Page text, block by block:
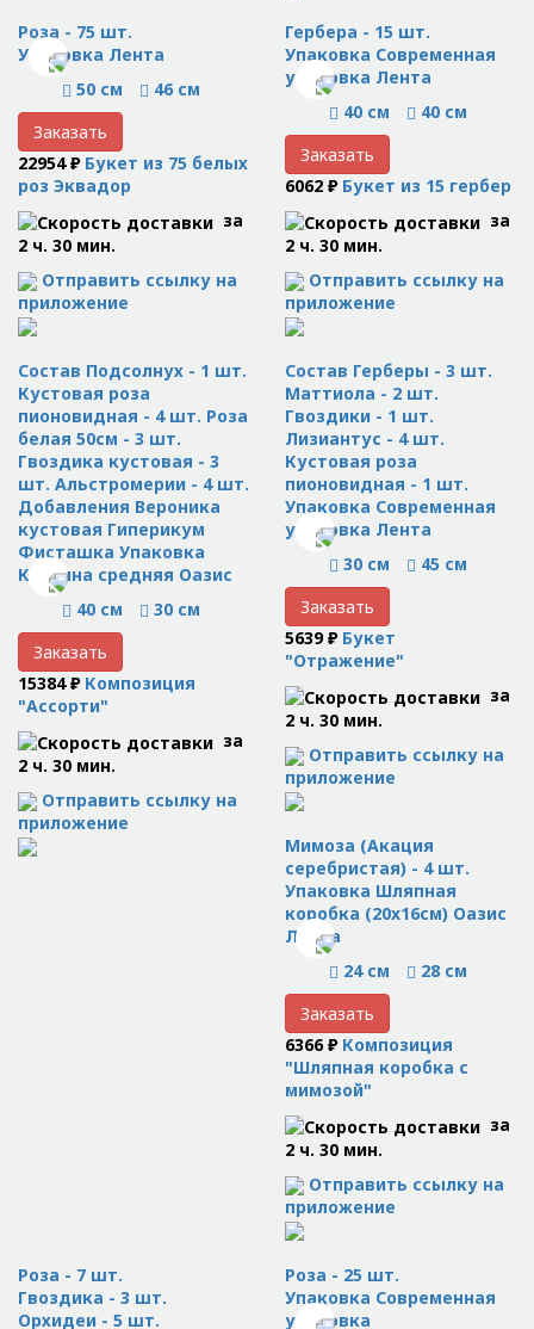
Роза - 75 шт.
Упаковка Лента
50 см
46 см
Заказать
22954 ₽ Букет из 75 белых
роз Эквадор
за
2 ч. 30 мин.
Отправить ссылку на
приложение
Гербера - 15 шт.
Упаковка Современная
упаковка Лента
40 см
40 см
Заказать
6062 ₽ Букет из 15 гербер
за
2 ч. 30 мин.
Отправить ссылку на
приложение
Состав Подсолнух - 1 шт.
Кустовая роза
пионовидная - 4 шт. Роза
белая 50см - 3 шт.
Гвоздика кустовая - 3
шт. Альстромерии - 4 шт.
Добавления Вероника
кустовая Гиперикум
Фисташка Упаковка
Корзина средняя Оазис
40 см
30 см
Заказать
15384 ₽ Композиция
"Ассорти"
за
2 ч. 30 мин.
Отправить ссылку на
приложение
Состав Герберы - 3 шт.
Маттиола - 2 шт.
Гвоздики - 1 шт.
Лизиантус - 4 шт.
Кустовая роза
пионовидная - 1 шт.
Упаковка Современная
упаковка Лента
30 см
45 см
Заказать
5639 ₽ Букет
"Отражение"
за
2 ч. 30 мин.
Отправить ссылку на
приложение
Мимоза (Акация
серебристая) - 4 шт.
Упаковка Шляпная
коробка (20x16см) Оазис
Лента
24 см
28 см
Заказать
6366 ₽ Композиция
"Шляпная коробка с
мимозой"
за
2 ч. 30 мин.
Отправить ссылку на
приложение
Роза - 7 шт.
Гвоздика - 3 шт.
Орхидеи - 5 шт.
Роза - 25 шт.
Упаковка Современная
упаковка